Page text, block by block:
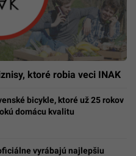
ktoré robia veci INAK
bicykle, ktoré už 25 rokov
domácu kvalitu
vyrábajú najlepšiu